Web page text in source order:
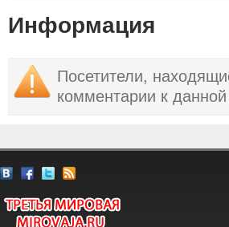
Информация
Посетители,
комментарии к